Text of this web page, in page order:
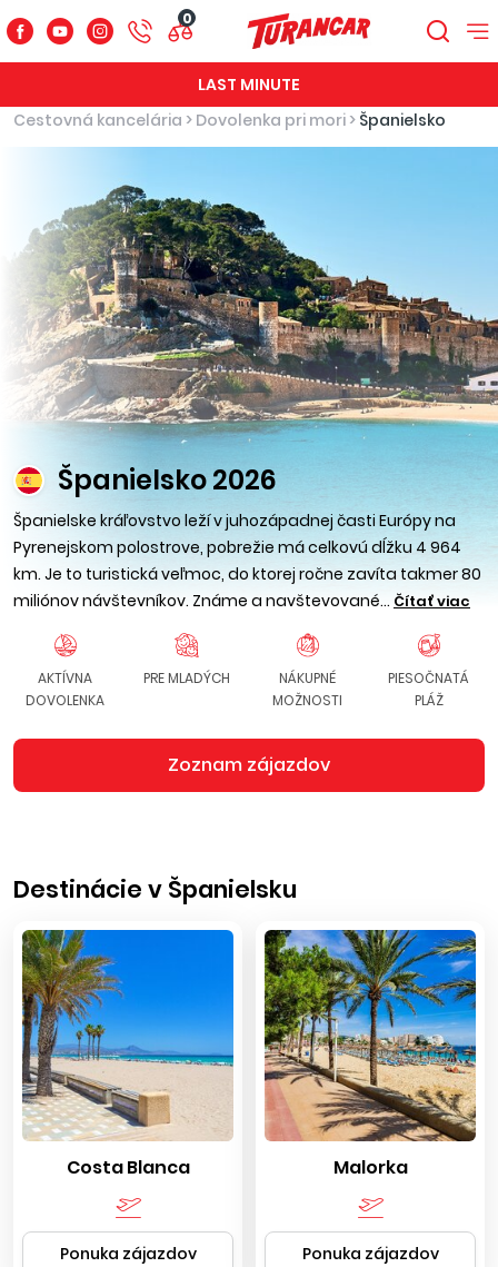
0
LAST MINUTE
Cestovná kancelária > Dovolenka pri mori > Španielsko
Španielsko 2026
Španielske kráľovstvo leží v juhozápadnej časti Európy na
Pyrenejskom polostrove, pobrežie má celkovú dĺžku 4 964
km. Je to turistická veľmoc, do ktorej ročne zavíta takmer 80
miliónov návštevníkov. Známe a navštevované... Čítať viac
AKTÍVNA
DOVOLENKA
PRE MLADÝCH
NÁKUPNÉ
MOŽNOSTI
PIESOČNATÁ
PLÁŽ
Zoznam zájazdov
Destinácie v Španielsku
Costa Blanca
Ponuka zájazdov
Malorka
Ponuka zájazdov